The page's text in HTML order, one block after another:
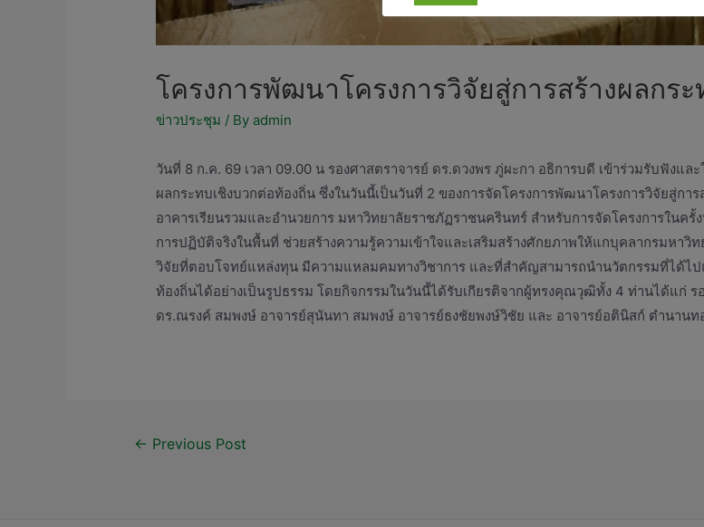
โครงการพัฒนาโครงการวิจัยสู่การสร้างผลกร
ข่าวประชุม / By admin
วันที่ 8 ก.ค. 69 เวลา 09.00 น รองศาสตราจารย์ ดร.ดวงพร ภู่ผะกา อธิการบดี เข้าร่วมรับฟังแล
ผลกระทบเชิงบวกต่อท้องถิ่น ซึ่งในวันนี้เป็นวันที่ 2 ของการจัดโครงการพัฒนาโครงการวิจัยสู่ก
อาคารเรียนรวมและอำนวยการ มหาวิทยาลัยราชภัฏราชนครินทร์ สำหรับการจัดโครงการในค
การปฏิบัติจริงในพื้นที่ ช่วยสร้างความรู้ความเข้าใจและเสริมสร้างศักยภาพให้แกบุคลากรมหา
วิจัยที่ตอบโจทย์แหล่งทุน มีความแหลมคมทางวิชาการ และที่สำคัญสามารถนำนวัตกรรมที่ได้ไ
ท้องถิ่นได้อย่างเป็นรูปธรรม โดยกิจกรรมในวันนี้ได้รับเกียรติจากผู้ทรงคุณวุฒิทั้ง 4 ท่านได้แก่
ดร.ณรงค์ สมพงษ์ อาจารย์สุนันทา สมพงษ์ อาจารย์ธงชัยพงษ์วิชัย และ อาจารย์อตินิสก์ ตำนาน
← Previous Post